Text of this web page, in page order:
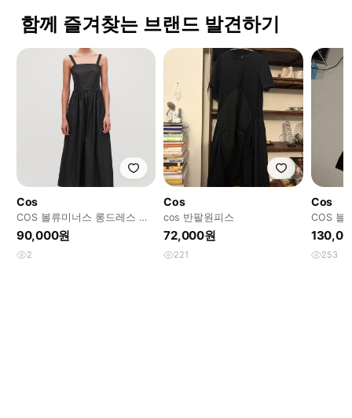
함께 즐겨찾는 브랜드 발견하기
Cos
COS 볼류미너스 롱드레스 블
랙 32사이즈
90,000원
2
Cos
cos 반팔원피스
72,000원
221
Cos
COS 블
253